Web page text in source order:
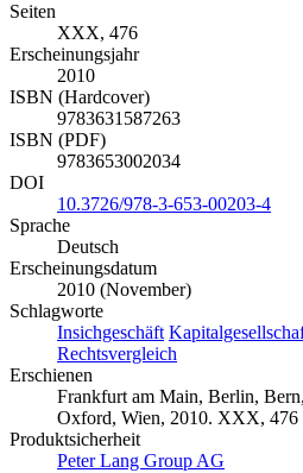
Seiten
XXX, 476
Erscheinungsjahr
2010
ISBN (Hardcover)
9783631587263
ISBN (PDF)
9783653002034
DOI
10.3726/978-3-653-00203-4
Sprache
Deutsch
Erscheinungsdatum
2010 (November)
Schlagworte
Insichgeschäft
Rechtsvergleich
Erschienen
Frankfurt am Main, Berlin,
Oxford, Wien, 2010. XXX, 476
Produktsicherheit
Peter Lang Group AG